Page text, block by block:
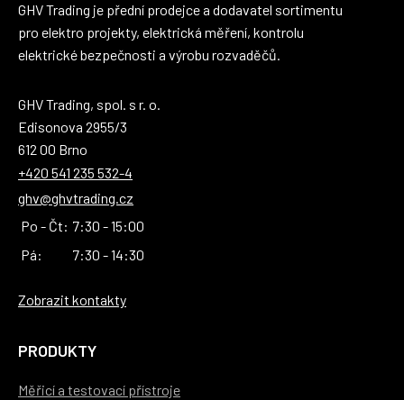
GHV Trading je přední prodejce a dodavatel sortimentu
pro elektro projekty, elektrická měření, kontrolu
elektrické bezpečnosti a výrobu rozvaděčů.
GHV Trading, spol. s r. o.
Edisonova 2955/3
612 00 Brno
+420 541 235 532-4
ghv@ghvtrading.cz
Po - Čt: 7:30 - 15:00
Pá:
7:30 - 14:30
Zobrazit kontakty
PRODUKTY
Měřicí a testovací přístroje